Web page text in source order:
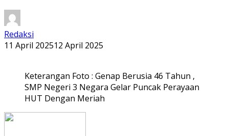
Redaksi
11 April 202512 April 2025
Keterangan Foto : Genap Berusia 46 Tahun ,
SMP Negeri 3 Negara Gelar Puncak Perayaan
HUT Dengan Meriah